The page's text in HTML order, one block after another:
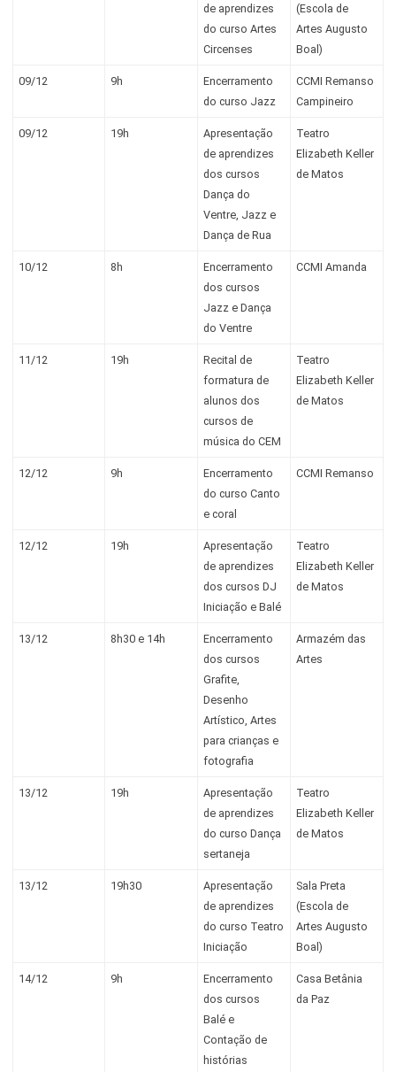
de aprendizes
do curso Artes
Circenses
(Escola de
Artes Augusto
Boal)
09/12 9h
Encerramento
do curso Jazz
CCMI Remanso
Campineiro
09/12 19h
Apresentação
de aprendizes
dos cursos
Dança do
Ventre, Jazz e
Dança de Rua
Teatro
Elizabeth Keller
de Matos
10/12 8h
Encerramento
dos cursos
Jazz e Dança
do Ventre
CCMI Amanda
11/12 19h
Recital de
formatura de
alunos dos
cursos de
música do CEM
Teatro
Elizabeth Keller
de Matos
12/12 9h
Encerramento
do curso Canto
e coral
CCMI Remanso
12/12 19h
Apresentação
de aprendizes
dos cursos DJ
Iniciação e Balé
Teatro
Elizabeth Keller
de Matos
13/12 8h30 e 14h
Encerramento
dos cursos
Grafite,
Desenho
Artístico, Artes
para crianças e
fotografia
Armazém das
Artes
13/12 19h
Apresentação
de aprendizes
do curso Dança
sertaneja
Teatro
Elizabeth Keller
de Matos
13/12 19h30
Apresentação
de aprendizes
do curso Teatro
Iniciação
Sala Preta
(Escola de
Artes Augusto
Boal)
14/12 9h
Encerramento
dos cursos
Balé e
Contação de
histórias
Casa Betânia
da Paz